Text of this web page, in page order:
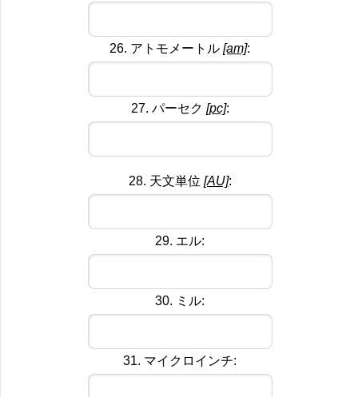
26. アトモメートル [am]:
27. パーセク [pc]:
28. 天文単位 [AU]:
29. エル:
30. ミル:
31. マイクロインチ: